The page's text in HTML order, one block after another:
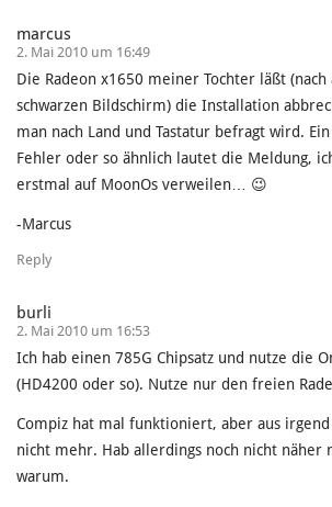
marcus
2. Mai 2010 um 16:49
Die Radeon x1650 meiner Tochter läßt (nach
schwarzen Bildschirm) die Installation
man nach Land und Tastatur befragt wird.
Fehler oder so ähnlich lautet die Meldung,
erstmal auf MoonOs verweilen… 😉
-Marcus
Reply
burli
2. Mai 2010 um 16:53
Ich hab einen 785G Chipsatz und nutze die
(HD4200 oder so). Nutze nur den freien
Compiz hat mal funktioniert, aber aus
nicht mehr. Hab allerdings noch nicht näher
warum.